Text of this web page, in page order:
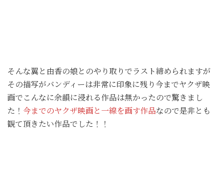
そんな翼と由香の娘とのやり取りでラスト締められますが
その描写がバンディーは非常に印象に残り今までヤクザ映
画でこんなに余韻に浸れる作品は無かったので驚きまし
た！ 今までのヤクザ映画と一線を画す作品なので是非とも
観て頂きたい作品でした！！